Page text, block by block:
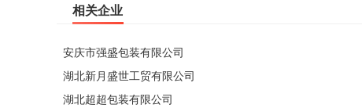
相关企业
安庆市强盛包装有限公司
湖北新月盛世工贸有限公司
湖北超超包装有限公司